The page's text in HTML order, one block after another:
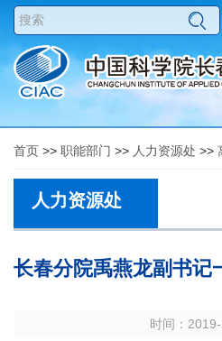
首页 >> 职能部门 >> 人力资源处 >>
人力资源处
长春分院禹燕龙副书记
时间：